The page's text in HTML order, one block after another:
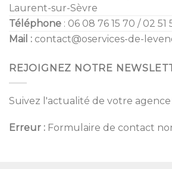
Laurent-sur-Sèvre
Téléphone : 06 08 76 15 70 / 02 51
Mail : contact@oservices-de-
REJOIGNEZ NOTRE
Suivez l'actualité de votre agence
Erreur : Formulaire de contact